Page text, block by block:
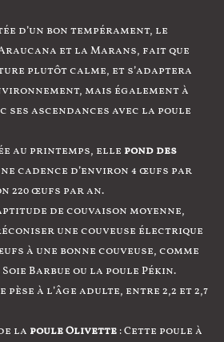
d’un bon tempérament, le
et la Marans, fait que
plutôt calme, et s’adaptera
mais également à
ses ascendances avec la poule
au printemps, elle pond des
cadence d’environ 4 œufs par
220 œufs par an.
de couvaison moyenne,
une couveuse électrique
à une bonne couveuse, comme
Soie Barbue ou la poule Pékin.
pèse à l’âge adulte, entre 2,2 et 2,7
la poule Olivette : Cette poule à